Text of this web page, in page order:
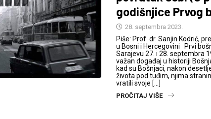
godišnjice Prvog
28. septembra 2023.
Piše: Prof. dr. Sanjin Kodrić,
u Bosni i Hercegovini Prvi
Sarajevu 27. i 28. septembra
važan događaj u historiji
kad su Bošnjaci, nakon
života pod tuđim, njima
vratili svoje […]
PROČITAJ VIŠE